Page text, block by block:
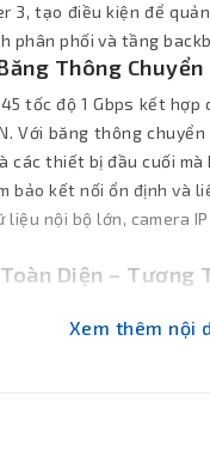
tạo điều kiện để
phân phối và tầng
Thông Chuyển
tốc độ 1 Gbps kết
Với băng thông
các thiết bị đầu cuối mà
bảo kết nối ổn định
nội bộ lớn, camera
Diện – Tương
cho kết nối qua
Xem thêm nội